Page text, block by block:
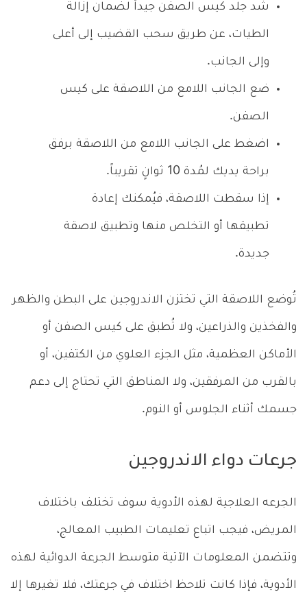
شد جلد كيس الصفن جيداً لضمان إزالة
الطيات، عن طريق سحب القضيب إلى أعلى
وإلى الجانب.
ضع الجانب اللامع من اللاصقة على كيس
الصفن.
اضغط على الجانب اللامع من اللاصقة برفق
براحة يديك لمُدة 10 ثوانٍ تقريباً.
إذا سقطت اللاصقة، فيُمكنك إعادة
تطبيقها أو التخلص منها وتطبيق لاصقة
جديدة.
تُوضع اللاصقة التي تختزن الاندروجين على البطن والظهر
والفخذين والذراعين، ولا تُطبق على كيس الصفن أو
الأماكن العظمية، مثل الجزء العلوي من الكتفين، أو
بالقرب من المرفقين، ولا المناطق التي تحتاج إلى دعم
جسمك أثناء الجلوس أو النوم.
جرعات دواء الاندروجين
الجرعه العلاجية لهذه الأدوية سوف تختلف باختلاف
المريض، فيجب اتباع تعليمات الطبيب المعالج،
وتتضمن المعلومات الآتية متوسط الجرعة الدوائية لهذه
الأدوية، فإذا كانت تلاحظ اختلاف في جرعتك، فلا تغيرها إلا